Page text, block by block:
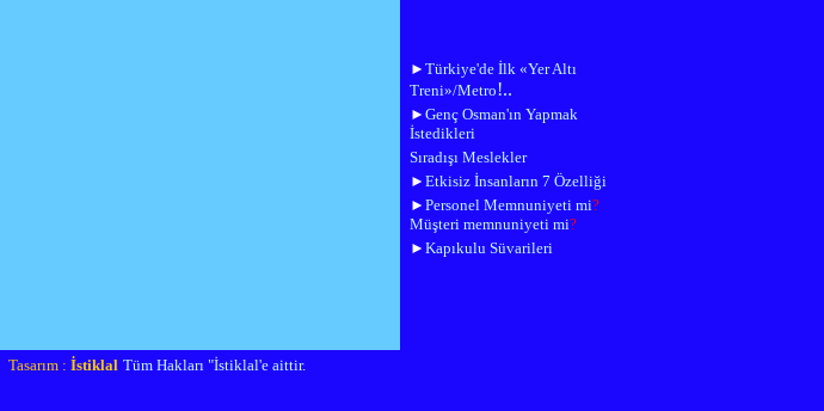
► Türkiye'de İlk «Yer Altı
Treni»/Metro!..
► Genç Osman'ın Yapmak
İstedikleri
Sıradışı Meslekler
► Etkisiz İnsanların 7 Özelliği
► Personel Memnuniyeti mi?
Müşteri memnuniyeti mi?
► Kapıkulu Süvarileri
Tasarım : İstiklal Tüm Hakları "İstiklal'e aittir.